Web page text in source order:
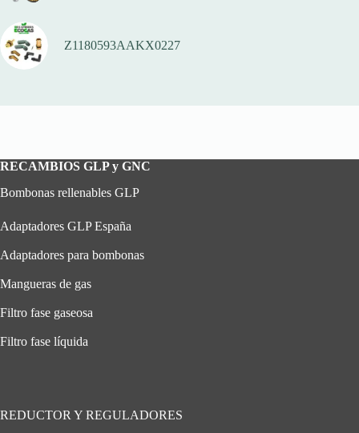
Z1180593AAKX0227
RECAMBIOS GLP y GNC
Bombonas rellenables GLP
Adaptadores GLP España
Adaptadores para bombonas
Mangueras de gas
Filtro fase gaseosa
Filtro fase líquida
REDUCTOR Y REGULADORES